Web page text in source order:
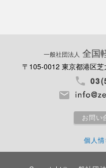
一般社団法人 全国
〒105-0012 東京都港区
お問い
個人